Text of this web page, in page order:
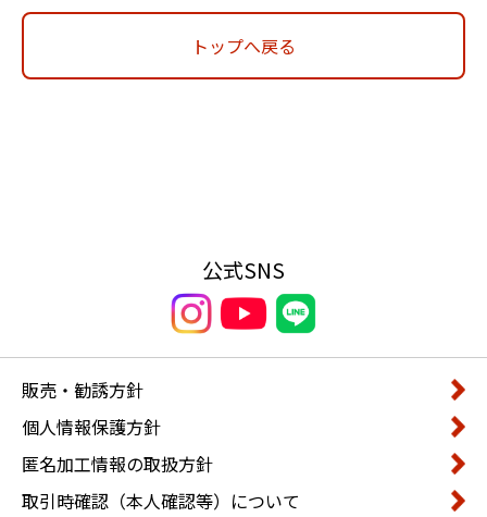
トップへ戻る
公式SNS
販売・勧誘方針
個人情報保護方針
匿名加工情報の取扱方針
取引時確認（本人確認等）について